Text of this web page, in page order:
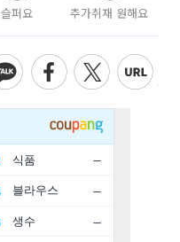
슬퍼요 추가취재 원해요